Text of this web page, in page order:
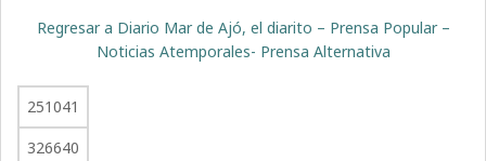
Regresar a Diario Mar de Ajó, el diarito – Prensa Popular –
Noticias Atemporales- Prensa Alternativa
251041
326640